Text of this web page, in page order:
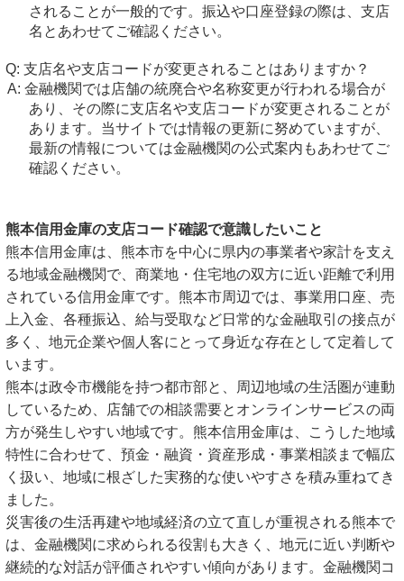
されることが一般的です。振込や口座登録の際は、支店
名とあわせてご確認ください。
支店名や支店コードが変更されることはありますか？
金融機関では店舗の統廃合や名称変更が行われる場合が
あり、その際に支店名や支店コードが変更されることが
あります。当サイトでは情報の更新に努めていますが、
最新の情報については金融機関の公式案内もあわせてご
確認ください。
熊本信用金庫の支店コード確認で意識したいこと
熊本信用金庫は、熊本市を中心に県内の事業者や家計を支え
る地域金融機関で、商業地・住宅地の双方に近い距離で利用
されている信用金庫です。熊本市周辺では、事業用口座、売
上入金、各種振込、給与受取など日常的な金融取引の接点が
多く、地元企業や個人客にとって身近な存在として定着して
います。
熊本は政令市機能を持つ都市部と、周辺地域の生活圏が連動
しているため、店舗での相談需要とオンラインサービスの両
方が発生しやすい地域です。熊本信用金庫は、こうした地域
特性に合わせて、預金・融資・資産形成・事業相談まで幅広
く扱い、地域に根ざした実務的な使いやすさを積み重ねてき
ました。
災害後の生活再建や地域経済の立て直しが重視される熊本で
は、金融機関に求められる役割も大きく、地元に近い判断や
継続的な対話が評価されやすい傾向があります。金融機関コ